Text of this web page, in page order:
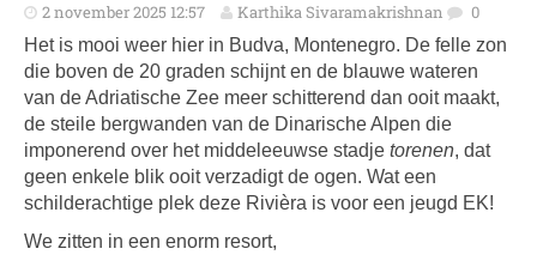
2 november 2025 12:57 Karthika Sivaramakrishnan 0
Het is mooi weer hier in Budva, Montenegro. De felle zon
die boven de 20 graden schijnt en de blauwe wateren
van de Adriatische Zee meer schitterend dan ooit maakt,
de steile bergwanden van de Dinarische Alpen die
imponerend over het middeleeuwse stadje torenen, dat
geen enkele blik ooit verzadigt de ogen. Wat een
schilderachtige plek deze Rivièra is voor een jeugd EK!
We zitten in een enorm resort,